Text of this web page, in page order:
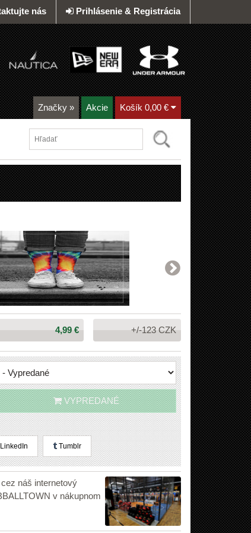
Prihlásenie & Registrácia
nás
Značky » Akcie Košík 0,00 €
Cena:
4,99 € +/-123 CZK
VYPREDANÉ
Tumblr
náš internetový
v nákupnom